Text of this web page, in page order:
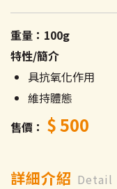
重量：100g
特性/簡介
具抗氧化作用
維持體態
售價
$ 500
詳細介紹 Detail